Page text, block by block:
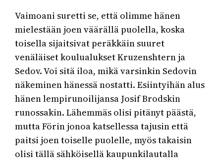
Vaimoani suretti se, että olimme hänen
mielestään joen väärällä puolella, koska
toisella sijaitsivat peräkkäin suuret
venäläiset koulualukset Kruzenshtern ja
Sedov. Voi sitä iloa, mikä varsinkin Sedovin
näkeminen hänessä nostatti. Esiintyihän alus
hänen lempirunoilijansa Josif Brodskin
runossakin. Lähemmäs olisi pitänyt päästä,
mutta Förin jonoa katsellessa tajusin että
paitsi joen toiselle puolelle, myös takaisin
olisi tällä sähköisellä kaupunkilautalla